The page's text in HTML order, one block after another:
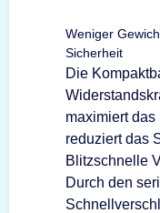
Weniger
Sicherheit
Die
maximiert
reduziert das
Blitzschnelle
Durch den